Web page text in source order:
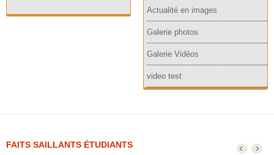
Actualité en images
Galerie photos
Galerie Vidéos
video test
FAITS SAILLANTS ÉTUDIANTS